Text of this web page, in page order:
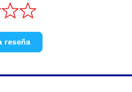
reseña